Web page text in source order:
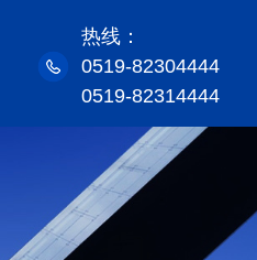
热线：
0519-82304444
0519-82314444